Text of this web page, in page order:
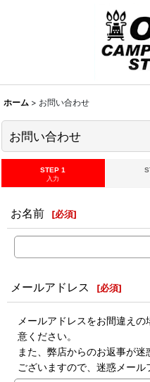
ホーム > お問い合わせ
お問い合わせ
STEP 1
入力
お名前 [必須]
メールアドレス [必須]
メールアドレスをお間違え
意ください。
また、弊店からのお返事が
ございますので、迷惑メール